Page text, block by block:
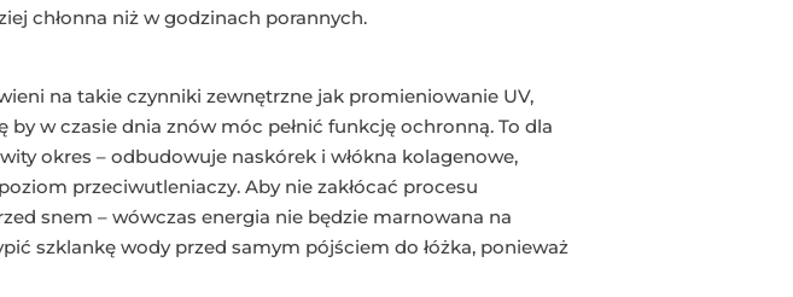
chłonna niż w godzinach porannych.
na takie czynniki zewnętrzne jak promieniowanie UV,
by w czasie dnia znów móc pełnić funkcję ochronną. To dla
okres – odbudowuje naskórek i włókna kolagenowe,
przeciwutleniaczy. Aby nie zakłócać procesu
snem – wówczas energia nie będzie marnowana na
szklankę wody przed samym pójściem do łóżka, ponieważ